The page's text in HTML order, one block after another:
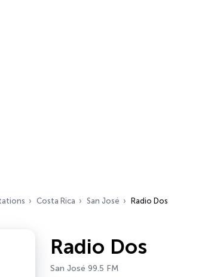
Costa Rica San José Radio Dos
Radio Dos
San José 99.5 FM